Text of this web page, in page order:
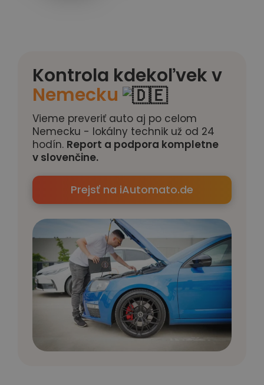
Kontrola kdekoľvek v
Nemecku
Vieme preveriť auto aj po celom
Nemecku - lokálny technik už od 24
hodín. Report a podpora kompletne
v slovenčine.
Prejsť na iAutomato.de